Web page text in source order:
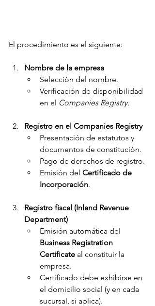
El procedimiento es el siguiente:
Nombre de la empresa
Selección del nombre.
Verificación de disponibilidad
en el Companies Registry.
Registro en el Companies Registry
Presentación de estatutos y
documentos de constitución.
Pago de derechos de registro.
Emisión del Certificado de
Incorporación.
Registro fiscal (Inland Revenue
Department)
Emisión automática del
Business Registration
Certificate al constituir la
empresa.
Certificado debe exhibirse en
el domicilio social (y en cada
sucursal, si aplica).